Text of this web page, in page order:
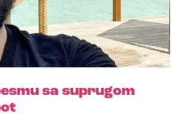
sa suprugom